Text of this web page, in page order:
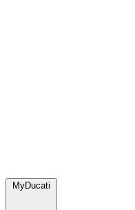
MyDucati